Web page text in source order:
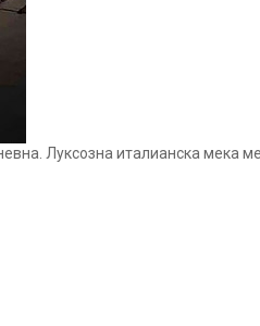
Луксозна италианска мека